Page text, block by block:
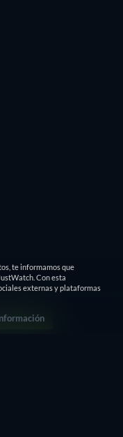
te informamos que
Con esta
externas y plataformas